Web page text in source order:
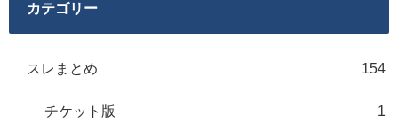
カテゴリー
スレまとめ 154
チケット版 1